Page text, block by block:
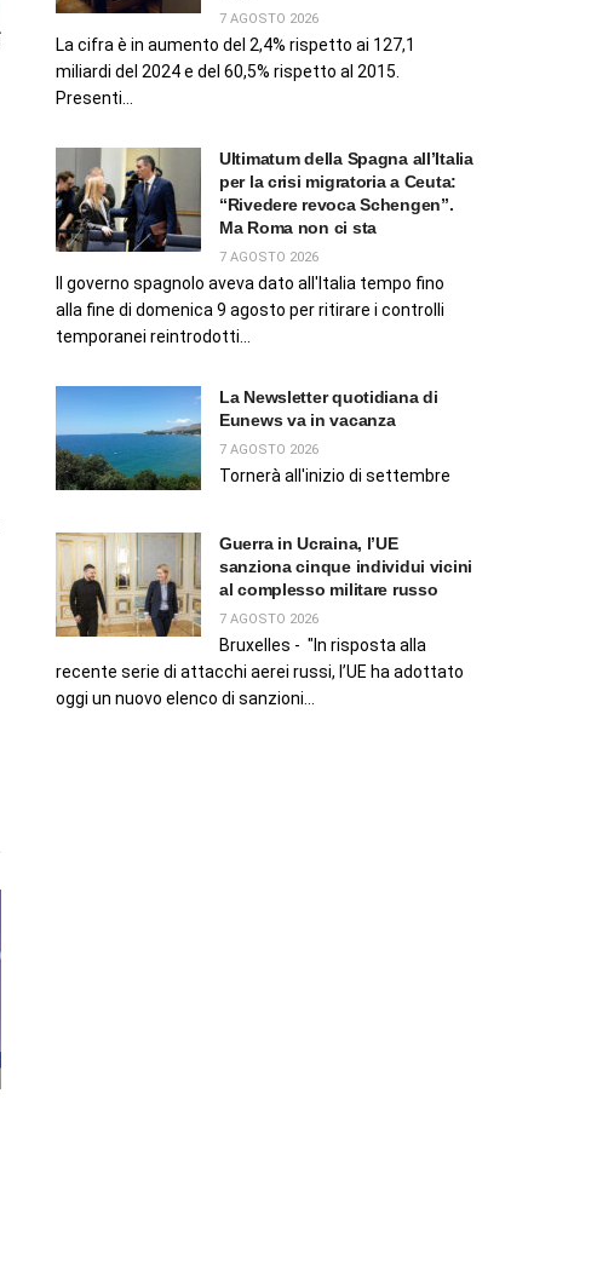
7 AGOSTO 2026
La cifra è in aumento del 2,4% rispetto ai 127,1
miliardi del 2024 e del 60,5% rispetto al 2015.
Presenti...
Ultimatum della Spagna all’Italia
per la crisi migratoria a Ceuta:
“Rivedere revoca Schengen”.
Ma Roma non ci sta
7 AGOSTO 2026
Il governo spagnolo aveva dato all'Italia tempo fino
alla fine di domenica 9 agosto per ritirare i controlli
temporanei reintrodotti...
La Newsletter quotidiana di
Eunews va in vacanza
7 AGOSTO 2026
Tornerà all'inizio di settembre
Guerra in Ucraina, l’UE
sanziona cinque individui vicini
al complesso militare russo
7 AGOSTO 2026
Bruxelles - "In risposta alla
recente serie di attacchi aerei russi, l’UE ha adottato
oggi un nuovo elenco di sanzioni...